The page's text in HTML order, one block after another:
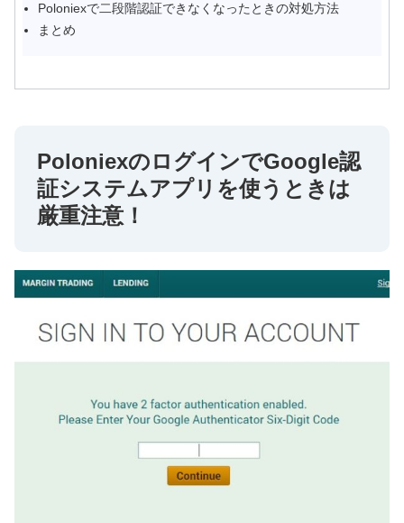
Poloniexで二段階認証できなくなったときの対処方法
まとめ
PoloniexのログインでGoogle認
証システムアプリを使うときは
厳重注意！